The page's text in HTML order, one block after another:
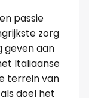
passie
zorg
geven aan
Italiaanse
terrein van
doel het